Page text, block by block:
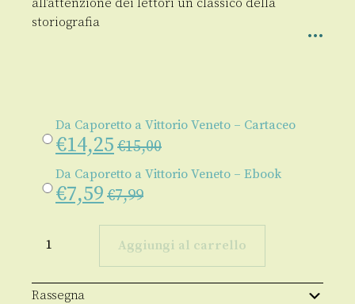
storiografia
Da Caporetto a Vittorio Veneto – Cartaceo
€14,25 €15,00
Da Caporetto a Vittorio Veneto – Ebook
€7,59 €7,99
Caporetto
Veneto
quantità
Aggiungi al carrello
Rassegna